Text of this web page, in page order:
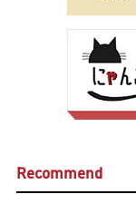
Recommend